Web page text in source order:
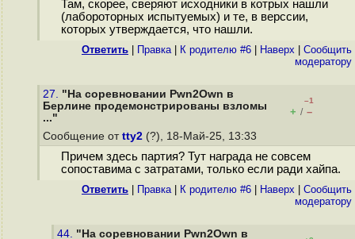
Там, скорее, сверяют исходники в котрых нашли
(лабороторных испытуемых) и те, в верссии,
которых утверждается, что нашли.
Ответить Правка| К родителю #6 Наверх
Cообщить
модератору
27. "На соревновании Pwn2Own в
Берлине продемонстрированы взломы
..."
–1
+ / –
Сообщение от tty2 (?), 18-Май-25, 13:33
Причем здесь партия? Тут награда не совсем
сопоставима с затратами, только если ради хайпа.
Ответить Правка| К родителю #6 Наверх
Cообщить
модератору
44. "На соревновании Pwn2Own в